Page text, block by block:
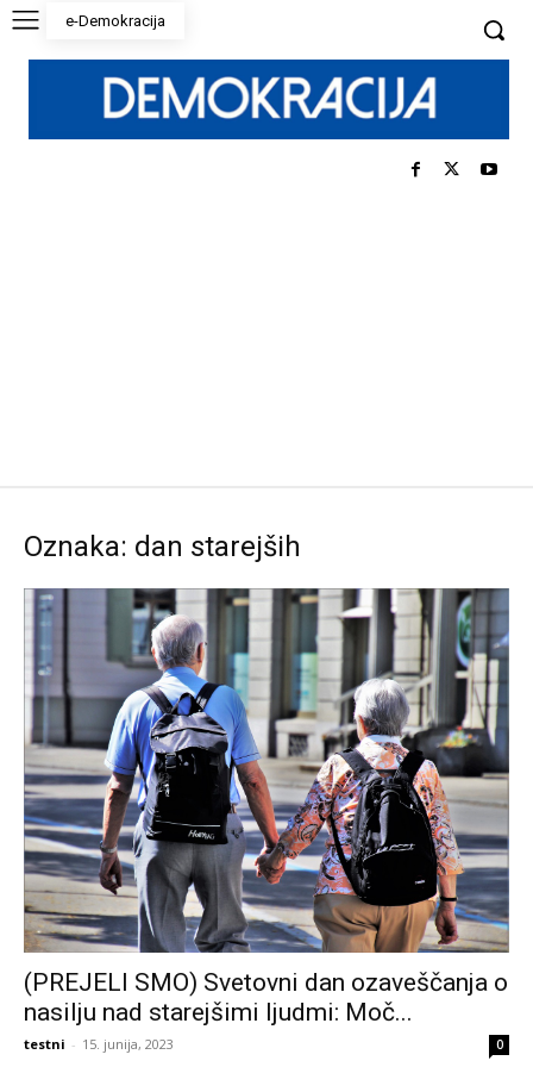
e-Demokracija
Oznaka: dan starejših
(PREJELI SMO) Svetovni dan ozaveščanja o
nasilju nad starejšimi ljudmi: Moč...
testni - 15. junija, 2023 0